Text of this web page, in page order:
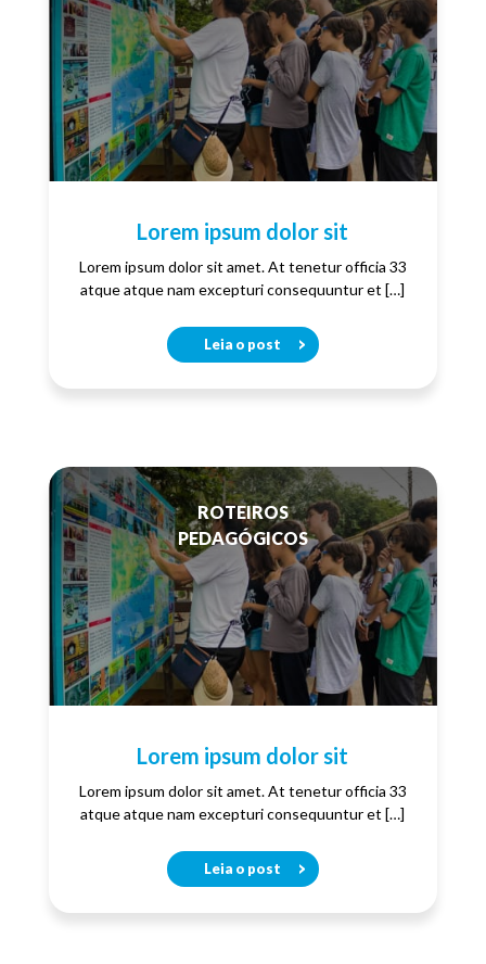
Lorem ipsum dolor sit
Lorem ipsum dolor sit amet. At tenetur officia 33
atque atque nam excepturi consequuntur et […]
Leia o post
ROTEIROS
PEDAGÓGICOS
Lorem ipsum dolor sit
Lorem ipsum dolor sit amet. At tenetur officia 33
atque atque nam excepturi consequuntur et […]
Leia o post